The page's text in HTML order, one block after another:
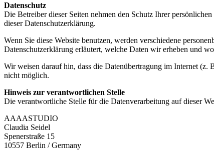
Datenschutz
Die Betreiber dieser Seiten nehmen den Schutz Ihrer
dieser Datenschutzerklärung.
Wenn Sie diese Website benutzen, werden verschiedene
Datenschutzerklärung erläutert, welche Daten wir erheben und
Wir weisen darauf hin, dass die Datenübertragung im Internet
nicht möglich.
Hinweis zur verantwortlichen Stelle
Die verantwortliche Stelle für die Datenverarbeitung auf dieser
AAAASTUDIO
Claudia Seidel
Spenerstraße 15
10557 Berlin / Germany